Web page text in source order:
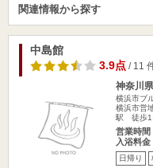
関連情報から探す
中島館
3.9点/ 11
神奈川
横浜市ブ
横浜市営
駅 徒歩
営業時間
入浴料金
日帰り